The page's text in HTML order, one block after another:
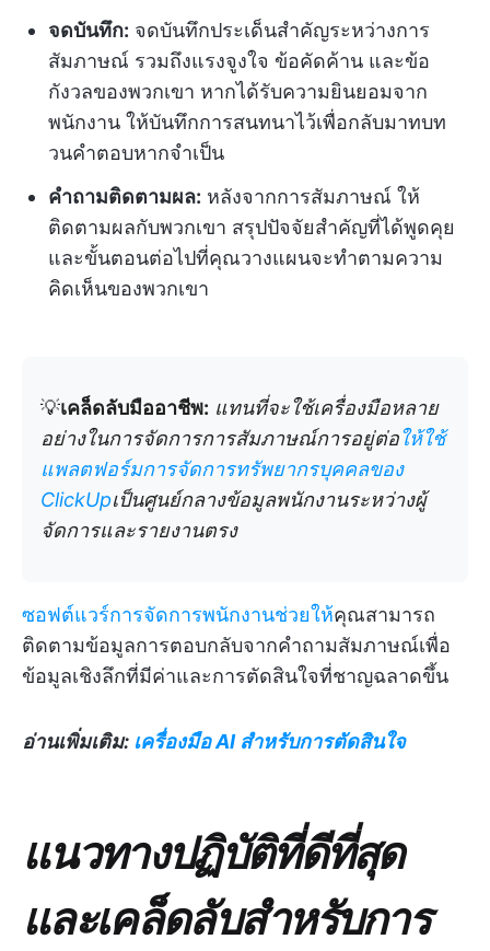
จดบันทึก: จดบันทึกประเด็นสำคัญระหว่างการ
สัมภาษณ์ รวมถึงแรงจูงใจ ข้อคัดค้าน และข้อ
กังวลของพวกเขา หากได้รับความยินยอมจาก
พนักงาน ให้บันทึกการสนทนาไว้เพื่อกลับมาทบท
วนคำตอบหากจำเป็น
คำถามติดตามผล: หลังจากการสัมภาษณ์ ให้
ติดตามผลกับพวกเขา สรุปปัจจัยสำคัญที่ได้พูดคุย
และขั้นตอนต่อไปที่คุณวางแผนจะทำตามความ
คิดเห็นของพวกเขา
💡เคล็ดลับมืออาชีพ: แทนที่จะใช้เครื่องมือหลาย
อย่างในการจัดการการสัมภาษณ์การอยู่ต่อให้ใช้
แพลตฟอร์มการจัดการทรัพยากรบุคคลของ
ClickUpเป็นศูนย์กลางข้อมูลพนักงานระหว่างผู้
จัดการและรายงานตรง
ซอฟต์แวร์การจัดการพนักงานช่วยให้คุณสามารถ
ติดตามข้อมูลการตอบกลับจากคำถามสัมภาษณ์เพื่อ
ข้อมูลเชิงลึกที่มีค่าและการตัดสินใจที่ชาญฉลาดขึ้น
อ่านเพิ่มเติม: เครื่องมือ AI สำหรับการตัดสินใจ
แนวทางปฏิบัติที่ดีที่สุด
และเคล็ดลับสำหรับการ